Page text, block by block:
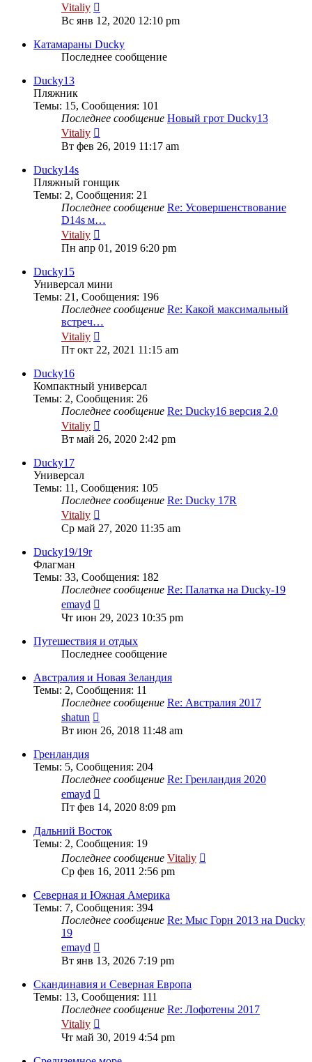
Vitaliy
к
последнему
сообщению
Вс янв 12, 2020 12:10 pm
Катамараны Ducky
Последнее сообщение
Ducky13
Пляжник
Темы: 15, Сообщения: 101
Последнее сообщение Новый грот Ducky13
Vitaliy
к
последнему
Вт фев 26, 2019 11:17 am
Ducky14s
Пляжный гонщик
Темы: 2, Сообщения: 21
Последнее сообщение Re: Усовершенствование
D14s м…
Vitaliy
к
последнему
Пн апр 01, 2019 6:20 pm
Ducky15
Универсал мини
Темы: 21 , Сообщения: 196
Последнее сообщение Re: Какой максимальный
встреч…
Vitaliy
к
последнему
Пт окт 22, 2021 11:15 am
Ducky16
Компактный универсал
Темы: 2, Сообщения: 26
Последнее сообщение Re: Ducky16 версия 2.0
Vitaliy
к
последнему
Вт май 26, 2020 2:42 pm
Ducky17
Универсал
Темы: 11 , Сообщения: 105
Последнее сообщение Re: Ducky 17R
Vitaliy
к
последнему
Ср май 27, 2020 11:35 am
Ducky19/19r
Флагман
Темы: 33, Сообщения: 182
Последнее сообщение Re: Палатка на Ducky-19
emayd
к
последнему
сообщению
Чт июн 29, 2023 10:35 pm
Путешествия и отдых
Последнее сообщение
Австралия и Новая Зеландия
Темы: 2, Сообщения: 11
Последнее сообщение Re: Австралия 2017
shatun
к
последнему
Вт июн 26, 2018 11:48 am
Гренландия
Темы: 5, Сообщения: 204
Последнее сообщение Re: Гренландия 2020
emayd
к
последнему
сообщению
Пт фев 14, 2020 8:09 pm
Дальний Восток
Темы: 2, Сообщения: 19
Последнее сообщение Vitaliy
Ср фев 16, 2011 2:56 pm
Северная и Южная Америка
Темы: 7, Сообщения: 394
Последнее сообщение Re: Мыс Горн 2013 на Ducky
19
emayd
к
последнему
сообщению
Вт янв 13, 2026 7:19 pm
Скандинавия и Северная Европа
Темы: 13, Сообщения: 111
Последнее сообщение Re: Лофотены 2017
Vitaliy
к
последнему
сообщению
Чт май 30, 2019 4:54 pm